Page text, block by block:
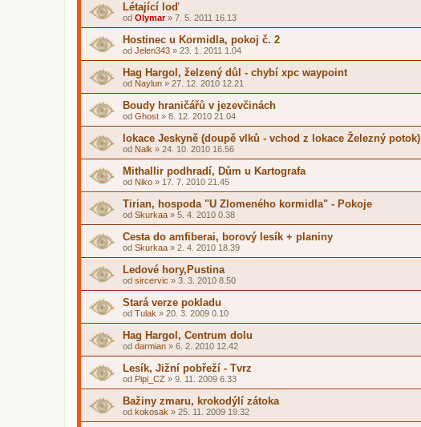
Létající loď
od Olymar» 7. 5. 2011 16.13
Hostinec u Kormidla, pokoj č. 2
od Jelen343 » 23. 1. 2011 1.04
Hag Hargol, želzený důl - chybí xpc waypoint
od Naylun » 27. 12. 2010 12.21
Boudy hraničářů v jezevčinách
od Ghost » 8. 12. 2010 21.04
lokace Jeskyně (doupě vlků - vchod z lokace Železný potok)
od Nalk » 24. 10. 2010 16.56
Mithallir podhradí, Dům u Kartografa
od Niko » 17. 7. 2010 21.45
Tirian, hospoda "U Zlomeného kormidla" - Pokoje
od Skurkaa » 5. 4. 2010 0.38
Cesta do amfiberai, borový lesík + planiny
od Skurkaa » 2. 4. 2010 18.39
Ledové hory,Pustina
od sircervic » 3. 3. 2010 8.50
Stará verze pokladu
od Tulak » 20. 3. 2009 0.10
Hag Hargol, Centrum dolu
od darmian » 6. 2. 2010 12.42
Lesík, Jižní pobřeží - Tvrz
od Pipi_CZ » 9. 11. 2009 6.33
Bažiny zmaru, krokodýlí zátoka
od kokosak » 25. 11. 2009 19.32